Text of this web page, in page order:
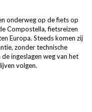
onderweg op de fiets op
Compostella, fietsreizen
Europa. Steeds komen zij
zonder technische
ingeslagen weg van het
volgen.